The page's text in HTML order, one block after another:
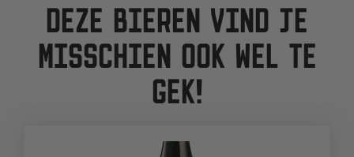
DEZE BIEREN VIND JE
MISSCHIEN OOK WEL TE
GEK!